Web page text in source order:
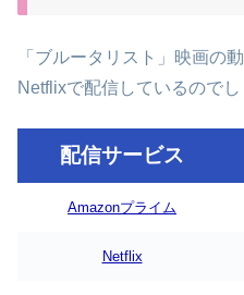
「ブルータリスト」映画の
Netflixで配信しているのでし
配信サービス
Amazonプライム
Netflix